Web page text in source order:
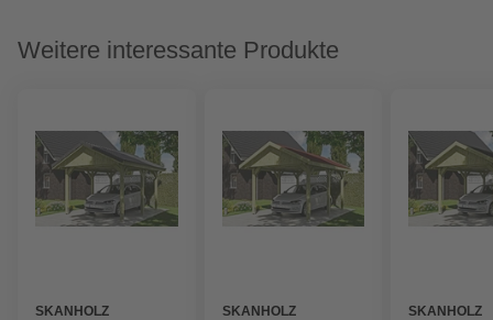
Weitere interessante Produkte
SKANHOLZ
SKANHOLZ
SKANHOLZ